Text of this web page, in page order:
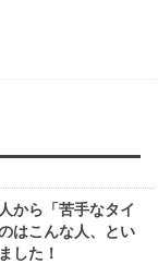
から「苦手なタイ
はこんな人、とい
した！